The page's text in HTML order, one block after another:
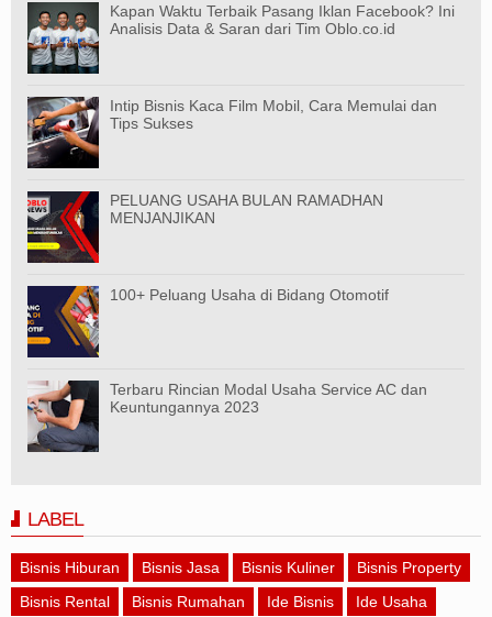
Kapan Waktu Terbaik Pasang Iklan Facebook? Ini
Analisis Data & Saran dari Tim Oblo.co.id
Intip Bisnis Kaca Film Mobil, Cara Memulai dan
Tips Sukses
PELUANG USAHA BULAN RAMADHAN
MENJANJIKAN
100+ Peluang Usaha di Bidang Otomotif
Terbaru Rincian Modal Usaha Service AC dan
Keuntungannya 2023
LABEL
Bisnis Hiburan Bisnis Jasa Bisnis Kuliner
Bisnis Property
Bisnis Rental
Bisnis Rumahan Ide Bisnis
Ide Usaha